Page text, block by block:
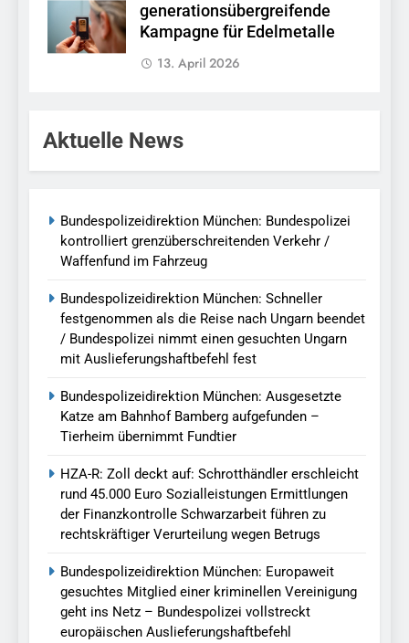
generationsübergreifende
Kampagne für Edelmetalle
13. April 2026
Aktuelle News
Bundespolizeidirektion München: Bundespolizei
kontrolliert grenzüberschreitenden Verkehr /
Waffenfund im Fahrzeug
Bundespolizeidirektion München: Schneller
festgenommen als die Reise nach Ungarn beendet
/ Bundespolizei nimmt einen gesuchten Ungarn
mit Auslieferungshaftbefehl fest
Bundespolizeidirektion München: Ausgesetzte
Katze am Bahnhof Bamberg aufgefunden –
Tierheim übernimmt Fundtier
HZA-R: Zoll deckt auf: Schrotthändler erschleicht
rund 45.000 Euro Sozialleistungen Ermittlungen
der Finanzkontrolle Schwarzarbeit führen zu
rechtskräftiger Verurteilung wegen Betrugs
Bundespolizeidirektion München: Europaweit
gesuchtes Mitglied einer kriminellen Vereinigung
geht ins Netz – Bundespolizei vollstreckt
europäischen Auslieferungshaftbefehl